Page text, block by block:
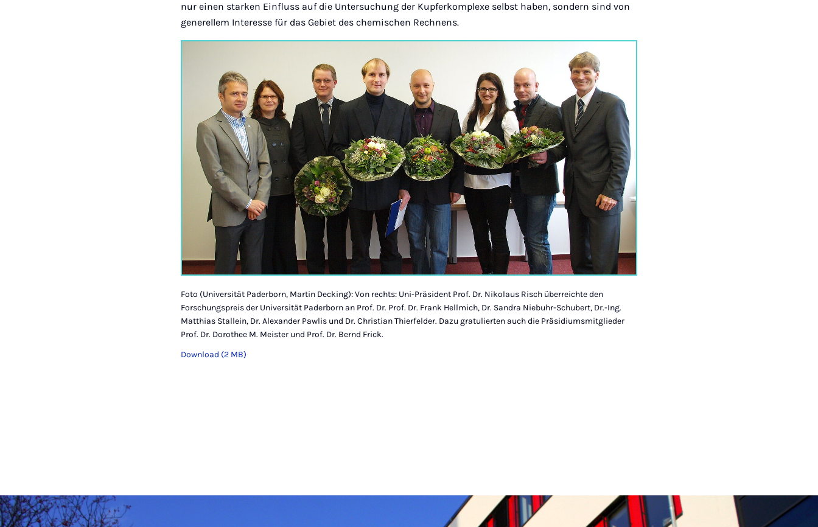
nur einen starken Einfluss auf die Untersuchung der Kupferkomplexe selbst haben, sondern sind von
generellem Interesse für das Gebiet des chemischen Rechnens.
Foto (Universität Paderborn, Martin Decking): Von rechts: Uni-Präsident Prof. Dr. Nikolaus Risch überreichte den
Forschungspreis der Universität Paderborn an Prof. Dr. Prof. Dr. Frank Hellmich, Dr. Sandra Niebuhr-Schubert, Dr.-Ing.
Matthias Stallein, Dr. Alexander Pawlis und Dr. Christian Thierfelder. Dazu gratulierten auch die Präsidiumsmitglieder
Prof. Dr. Dorothee M. Meister und Prof. Dr. Bernd Frick.
Download (2 MB)